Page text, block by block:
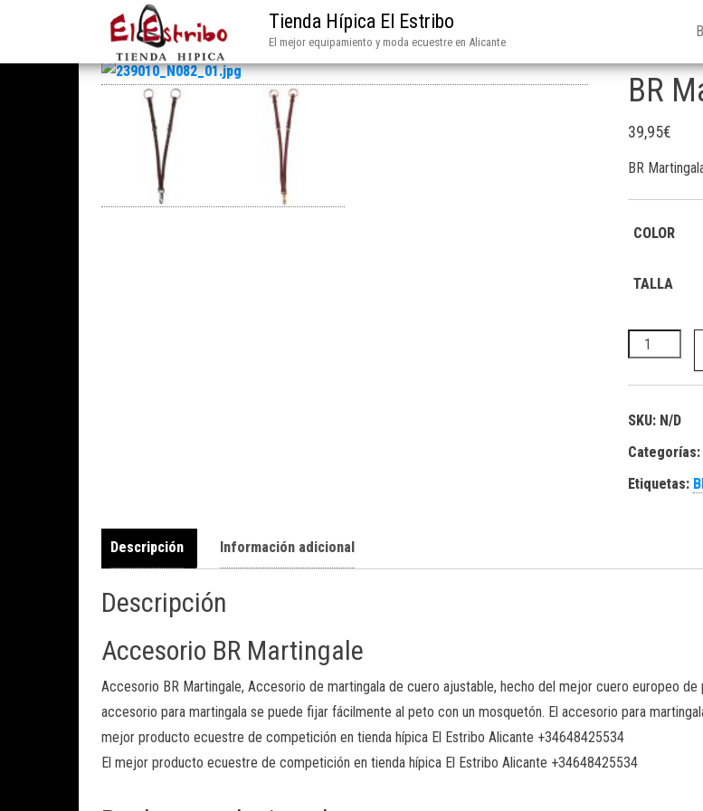
Tienda Hípica El Estribo
El mejor equipamiento y moda ecuestre en Alicante
BR
39,95€
BR
COLOR
TALLA
BR
SKU: N/D
Categorías:
Etiquetas:
Descripción Información adicional
Descripción
Accesorio BR Martingale
Accesorio BR Martingale, Accesorio de martingala de cuero ajustable, hecho del mejor cuero europeo
accesorio para martingala se puede fijar fácilmente al peto con un mosquetón. El accesorio para
mejor producto ecuestre de competición en tienda hípica El Estribo Alicante +34648425534
El mejor producto ecuestre de competición en tienda hípica El Estribo Alicante +34648425534